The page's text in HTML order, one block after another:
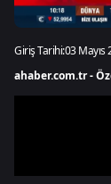
Giriş Tarihi:03 Mayıs
ahaber.com.tr -